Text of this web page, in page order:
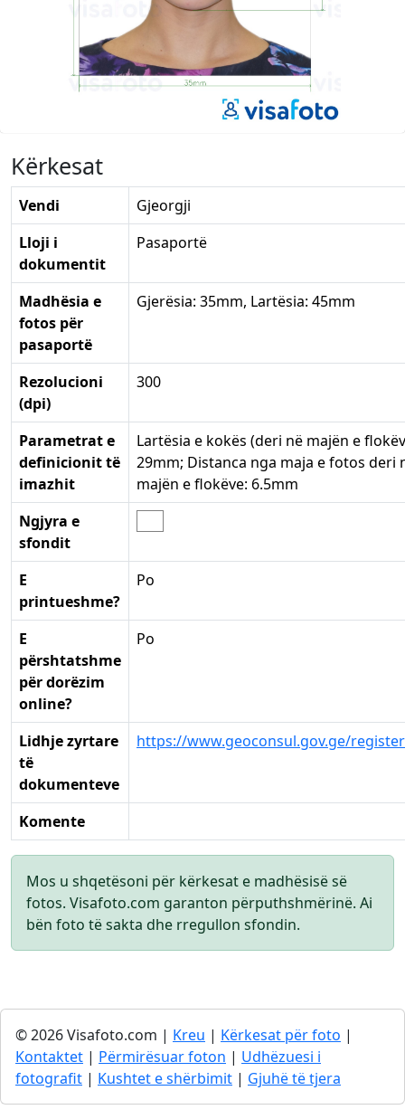
Kërkesat
Vendi
Gjeorgji
Lloji i
dokumentit
Pasaportë
Madhësia e
fotos për
pasaportë
Gjerësia: 35mm, Lartësia: 45mm
Rezolucioni
(dpi)
300
Parametrat e
definicionit të
imazhit
Lartësia e kokës (deri në majën e
29mm; Distanca nga maja e fotos deri
majën e flokëve: 6.5mm
Ngjyra e
sfondit
E
printueshme?
Po
E
përshtatshme
për dorëzim
online?
Po
Lidhje zyrtare
të
dokumenteve
https://www.geoconsul.gov.ge/
Komente
Mos u shqetësoni për kërkesat e madhësisë së
fotos. Visafoto.com garanton përputhshmërinë. Ai
bën foto të sakta dhe rregullon sfondin.
© 2026 Visafoto.com | Kreu | Kërkesat për foto |
Kontaktet | Përmirësuar foton | Udhëzuesi i
fotografit | Kushtet e shërbimit | Gjuhë të tjera